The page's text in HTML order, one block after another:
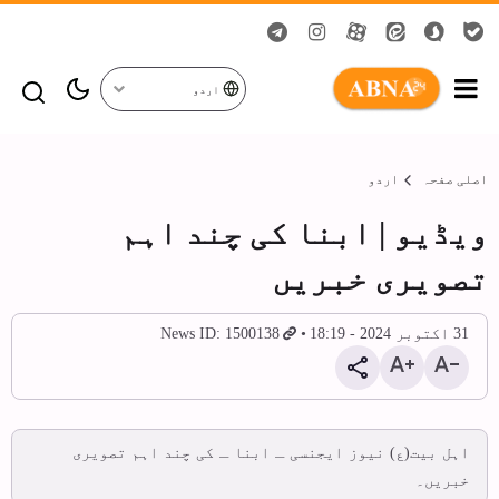
اردو
اصلی صفحہ اردو
ویڈیو | ابنا کی چند اہم
تصویری خبریں
31 اکتوبر 2024 - 18:19 News ID: 1500138
اہل بیت(ع) نیوز ایجنسی ـ ابنا ـ کی چند اہم تصویری
خبریں۔